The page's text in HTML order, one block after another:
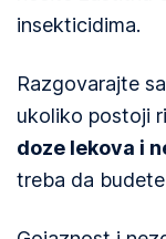
insekticidima.
Razgovarajte
ukoliko postoji
doze lekova i
treba da